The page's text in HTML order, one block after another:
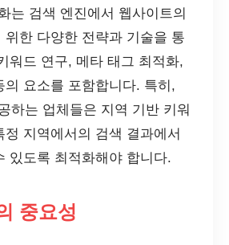
는 검색 엔진에서 웹사이트의
위한 다양한 전략과 기술을 통
워드 연구, 메타 태그 최적화,
의 요소를 포함합니다. 특히,
하는 업체들은 지역 기반 키워
정 지역에서의 검색 결과에서
있도록 최적화해야 합니다.
중요성